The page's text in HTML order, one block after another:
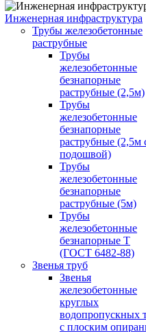
Инженерная инфраструктура
Трубы железобетонные
раструбные
Трубы
железобетонные
безнапорные
раструбные (2,5м)
Трубы
железобетонные
безнапорные
раструбные (2,5м
подошвой)
Трубы
железобетонные
безнапорные
раструбные (5м)
Трубы
железобетонные
безнапорные Т
(ГОСТ 6482-88)
Звенья труб
Звенья
железобетонные
круглых
водопропускных
с плоским